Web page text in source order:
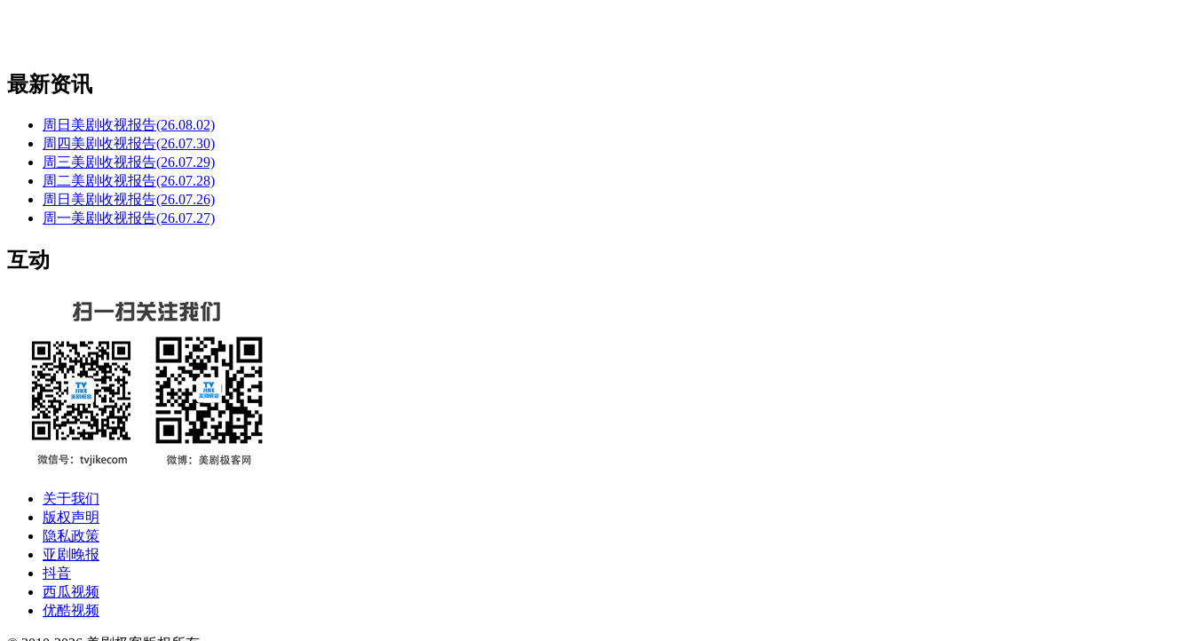
最新资讯
周日美剧收视报告(26.08.02)
周四美剧收视报告(26.07.30)
周三美剧收视报告(26.07.29)
周二美剧收视报告(26.07.28)
周日美剧收视报告(26.07.26)
周一美剧收视报告(26.07.27)
互动
关于我们
版权声明
隐私政策
亚剧晚报
抖音
西瓜视频
优酷视频